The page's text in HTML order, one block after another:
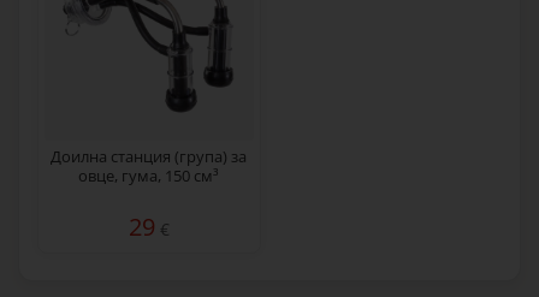
Доилна станция (група) за
овце, гума, 150 см³
29 €